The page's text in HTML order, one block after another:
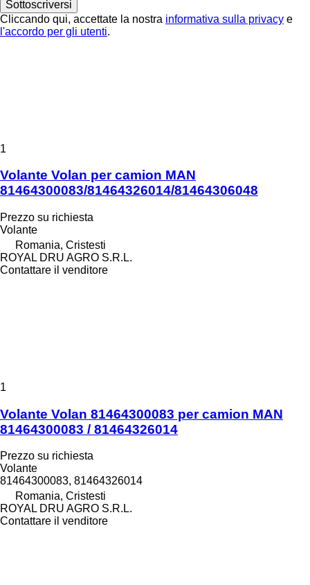
Sottoscriversi
Cliccando qui, accettate la nostra informativa sulla privacy e
l'accordo per gli utenti.
1
Volante Volan per camion MAN
81464300083/81464326014/81464306048
Prezzo su richiesta
Volante
Romania, Cristesti
ROYAL DRU AGRO S.R.L.
Contattare il venditore
1
Volante Volan 81464300083 per camion MAN
81464300083 / 81464326014
Prezzo su richiesta
Volante
81464300083, 81464326014
Romania, Cristesti
ROYAL DRU AGRO S.R.L.
Contattare il venditore